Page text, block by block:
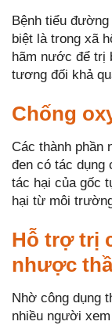
Bệnh tiểu
biệt là trong xã
hãm nước để trị
tương đối khả
Chống
Các thành phần
đen có tác dụng
tác hại của gốc
hại từ môi
Hỗ trợ trị
nhược
Nhờ công dụng
nhiều người